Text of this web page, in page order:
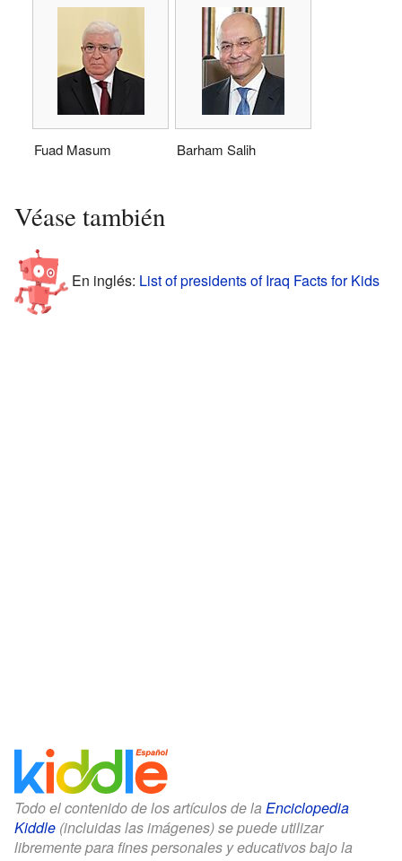
Fuad Masum Barham Salih
Véase también
En inglés: List of presidents of Iraq Facts for Kids
Todo el contenido de los artículos de la Enciclopedia
Kiddle (incluidas las imágenes) se puede utilizar
libremente para fines personales y educativos bajo la